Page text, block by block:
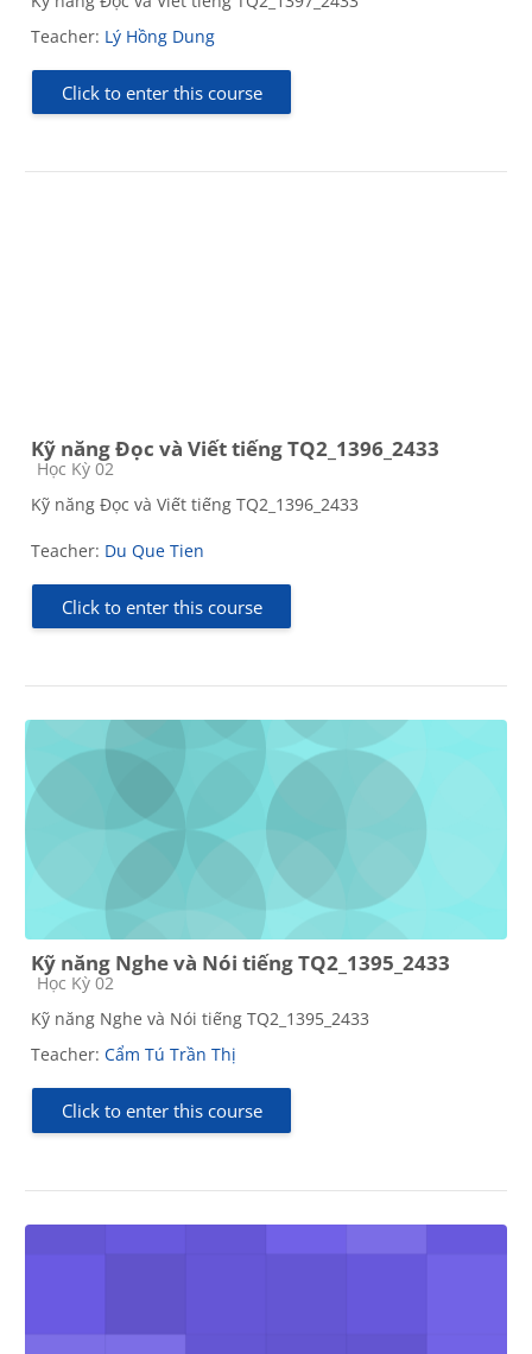
Teacher: Lý Hồng Dung
Click to enter this course
Kỹ năng Đọc và Viết tiếng TQ2_1396_2433
Course category
Học Kỳ 02
Kỹ năng Đọc và Viết tiếng TQ2_1396_2433
Teacher: Du Que Tien
Click to enter this course
Kỹ năng Nghe và Nói tiếng TQ2_1395_2433
Course category
Học Kỳ 02
Kỹ năng Nghe và Nói tiếng TQ2_1395_2433
Teacher: Cẩm Tú Trần Thị
Click to enter this course